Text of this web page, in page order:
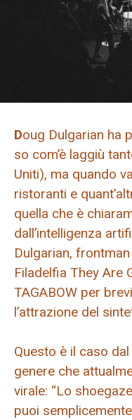
Doug Dulgarian ha
so com’è laggiù
Uniti), ma quando
ristoranti e
quella che è
dall’intelligenza
Dulgarian,
Filadelfia They Are
TAGABOW per
l’attrazione del
Questo è il caso
genere che
virale: “Lo
puoi